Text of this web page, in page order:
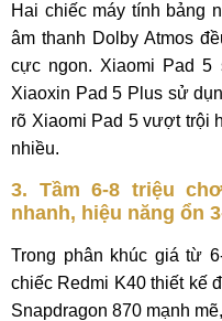
Hai chiếc máy tính bảng
âm thanh Dolby Atmos
cực ngon. Xiaomi Pad 5
Xiaoxin Pad 5 Plus sử
rõ Xiaomi Pad 5 vượt trội
nhiều.
3. Tầm 6-8 triệu
nhanh, hiệu năng ổn
Trong phân khúc giá từ
chiếc Redmi K40 thiết kế
Snapdragon 870 mạnh